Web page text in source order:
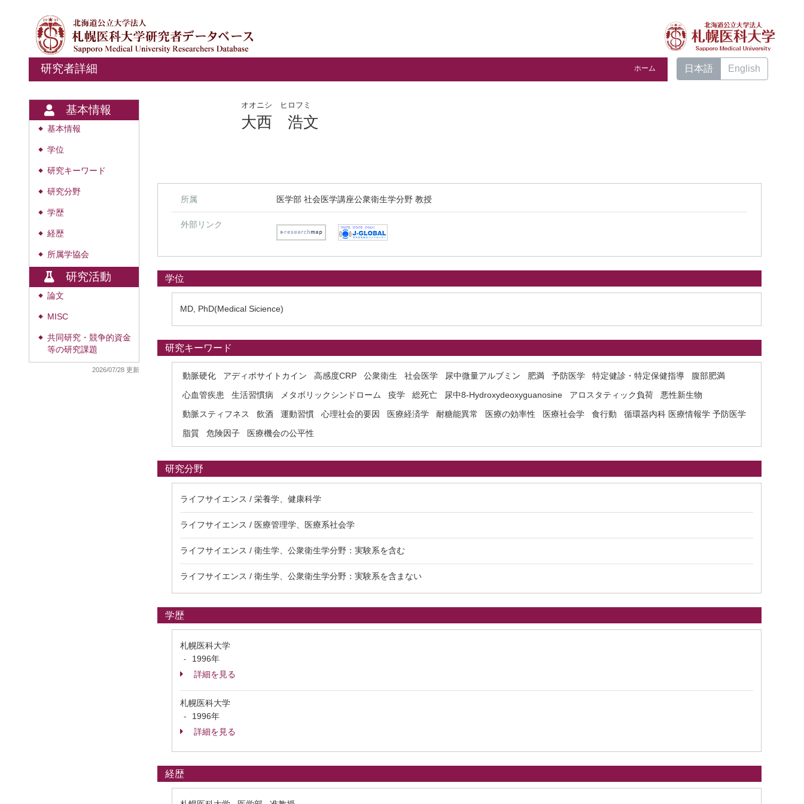
研究者詳細 ホーム 日本語 English
基本情報
◆ 基本情報
◆ 学位
◆ 研究キーワード
◆ 研究分野
◆ 学歴
◆ 経歴
◆ 所属学協会
研究活動
◆ 論文
◆ MISC
◆
共同研究・競争的資金
等の研究課題
2026/07/28 更新
オオニシ ヒロフミ
大西 浩文
所属 医学部 社会医学講座公衆衛生学分野 教授
外部リンク
学位
MD, PhD(Medical Sicience)
研究キーワード
動脈硬化 アディポサイトカイン 高感度CRP 公衆衛生 社会医学 尿中微量アルブミン 肥満 予防医学 特定健診・特定保健指導
腹部肥満
心血管疾患
生活習慣病 メタボリックシンドローム 疫学 総死亡 尿中8-Hydroxydeoxyguanosine アロスタティック負荷
悪性新生物
動脈スティフネス
飲酒 運動習慣 心理社会的要因 医療経済学 耐糖能異常 医療の効率性 医療社会学 食行動
循環器内科 医療情報学 予防医学
脂質
危険因子 医療機会の公平性
研究分野
ライフサイエンス / 栄養学、健康科学
ライフサイエンス / 医療管理学、医療系社会学
ライフサイエンス / 衛生学、公衆衛生学分野：実験系を含む
ライフサイエンス / 衛生学、公衆衛生学分野：実験系を含まない
学歴
札幌医科大学
-
1996年
詳細を見る
札幌医科大学
-
1996年
詳細を見る
経歴